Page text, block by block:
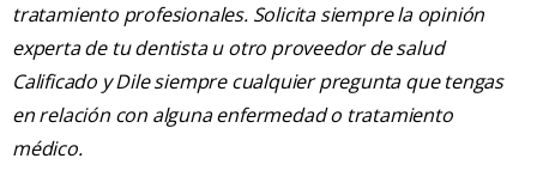
tratamiento profesionales. Solicita siempre la opinión
experta de tu dentista u otro proveedor de salud
Calificado y Dile siempre cualquier pregunta que tengas
en relación con alguna enfermedad o tratamiento
médico.